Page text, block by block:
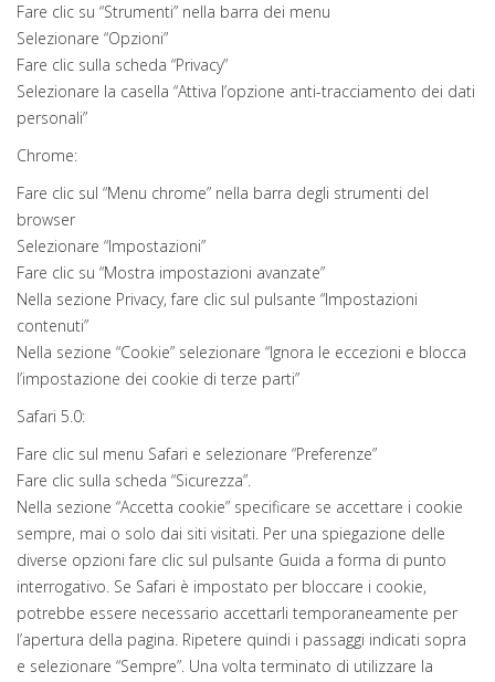
Fare clic su “Strumenti” nella barra dei menu
Selezionare “Opzioni”
Fare clic sulla scheda “Privacy”
Selezionare la casella “Attiva l’opzione anti-tracciamento dei dati
personali”
Chrome:
Fare clic sul “Menu chrome” nella barra degli strumenti del
browser
Selezionare “Impostazioni”
Fare clic su “Mostra impostazioni avanzate”
Nella sezione Privacy, fare clic sul pulsante “Impostazioni
contenuti”
Nella sezione “Cookie” selezionare “Ignora le eccezioni e blocca
l’impostazione dei cookie di terze parti”
Safari 5.0:
Fare clic sul menu Safari e selezionare “Preferenze”
Fare clic sulla scheda “Sicurezza”.
Nella sezione “Accetta cookie” specificare se accettare i cookie
sempre, mai o solo dai siti visitati. Per una spiegazione delle
diverse opzioni fare clic sul pulsante Guida a forma di punto
interrogativo. Se Safari è impostato per bloccare i cookie,
potrebbe essere necessario accettarli temporaneamente per
l’apertura della pagina. Ripetere quindi i passaggi indicati sopra
e selezionare “Sempre”. Una volta terminato di utilizzare la